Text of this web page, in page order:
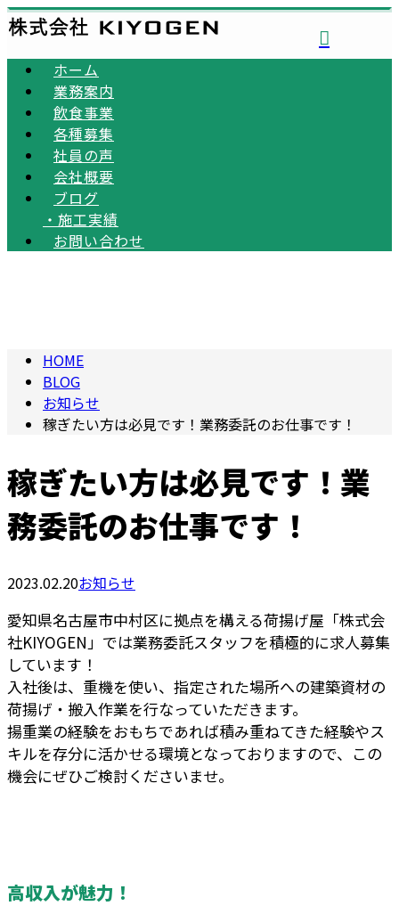
ホーム
業務案内
飲食事業
各種募集
社員の声
会社概要
ブログ
・ 施工実績
お問い合わせ
HOME
BLOG
お知らせ
稼ぎたい方は必見です！業務委託のお仕事です！
稼ぎたい方は必見です！業
務委託のお仕事です！
2023.02.20お知らせ
愛知県名古屋市中村区に拠点を構える荷揚げ屋「株式会
社KIYOGEN」では業務委託スタッフを積極的に求人募集
しています！
入社後は、重機を使い、指定された場所への建築資材の
荷揚げ・搬入作業を行なっていただきます。
揚重業の経験をおもちであれば積み重ねてきた経験やス
キルを存分に活かせる環境となっておりますので、この
機会にぜひご検討くださいませ。
高収入が魅力！